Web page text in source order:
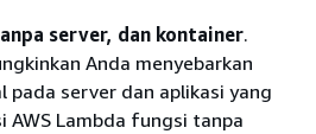
server, dan kontainer.
Anda menyebarkan
pada server dan aplikasi yang
AWS Lambda fungsi tanpa